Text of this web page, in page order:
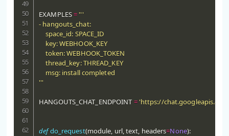
EXAMPLES ='''
- hangouts_chat:
    space_id: SPACE_ID
    key: WEBHOOK_KEY
    token: WEBHOOK_TOKEN
    thread_key: THREAD_KEY
    msg: install completed
'''
HANGOUTS_CHAT_ENDPOINT ='https://
defdo_request(module, url, text, headers=None):